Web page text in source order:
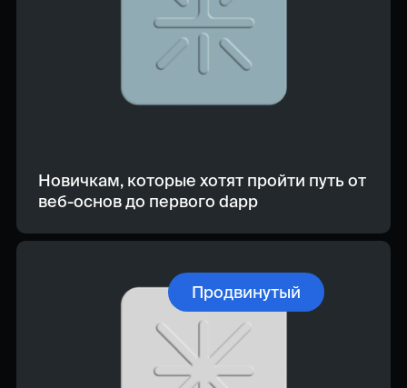
Новичкам, которые хотят пройти путь от
веб-основ до первого dapp
Продвинутый